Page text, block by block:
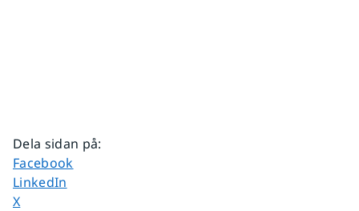
Dela sidan på:
Dela sidan på
Facebook
Dela sidan på
LinkedIn
Dela sidan på
X